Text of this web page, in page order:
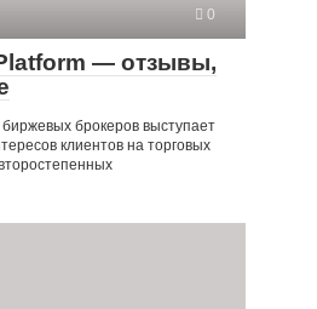
0
— отзывы,
брокеров выступает
клиентов на торговых